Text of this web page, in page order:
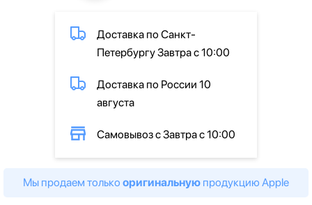
Доставка по Санкт-
Петербургу Завтра с 10:00
Доставка по России 10
августа
Самовывоз с Завтра с 10:00
Мы продаем только оригинальную продукцию Apple